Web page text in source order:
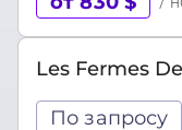
Les Fermes
По запросу